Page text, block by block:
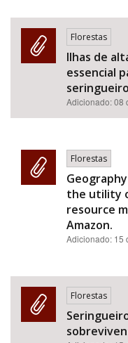
Florestas
Ilhas de
essencial
Adicionado:08
Florestas
the utility
resource
Amazon.
Adicionado: 15
Florestas